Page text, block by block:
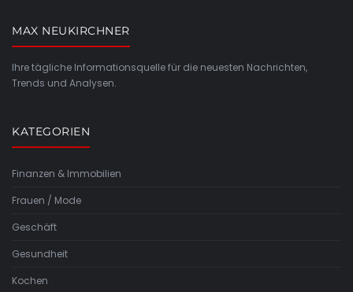
MAX NEUKIRCHNER
Ihre tägliche Informationsquelle für die neuesten Nachrichten,
Trends und Analysen.
KATEGORIEN
Finanzen & Immobilien
Frauen / Mode
Geschäft
Gesundheit
Kochen